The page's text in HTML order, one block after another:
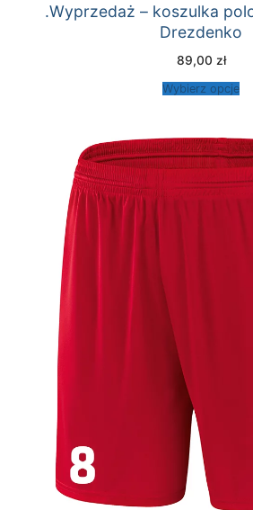
.Wyprzedaż – koszulka
Drezdenko
89,00 zł
Wybierz opcje